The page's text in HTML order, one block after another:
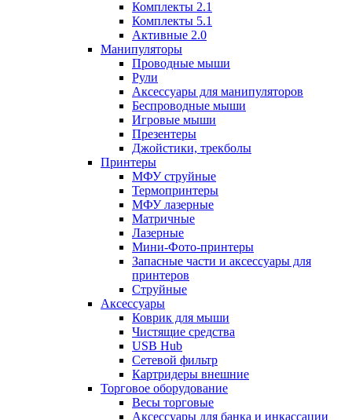
Комплекты 2.1
Комплекты 5.1
Активные 2.0
Манипуляторы
Проводные мыши
Рули
Аксессуары для манипуляторов
Беспроводные мыши
Игровые мыши
Презентеры
Джойстики, трекболы
Принтеры
МФУ струйные
Термопринтеры
МФУ лазерные
Матричные
Лазерные
Мини-Фото-принтеры
Запасные части и аксессуары для
принтеров
Струйные
Аксессуары
Коврик для мыши
Чистящие средства
USB Hub
Сетевой фильтр
Картридеры внешние
Торговое оборудование
Весы торговые
Аксессуары для банка и инкассации